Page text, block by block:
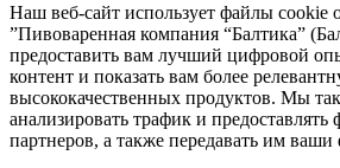
Наш веб-сайт использует файлы
”Пивоваренная компания “Балтика”
предоставить вам лучший цифровой
контент и показать вам более
высококачественных продуктов. Мы
анализировать трафик и
партнеров, а также передавать им